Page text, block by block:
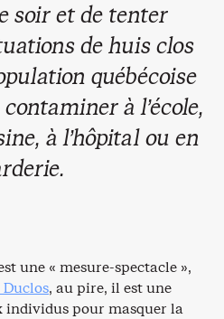
soir et de tenter
de huis clos
québécoise
à l’école,
à l’hôpital ou en
une « mesure-spectacle »,
, au pire, il est une
individus pour masquer la